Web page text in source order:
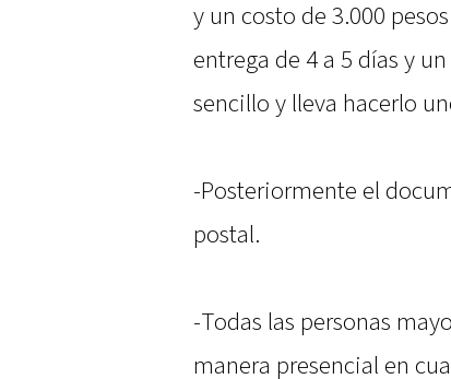
y un costo de 3.000
entrega de 4 a 5 días y
sencillo y lleva hacerlo
-Posteriormente el
postal.
-Todas las personas
manera presencial en